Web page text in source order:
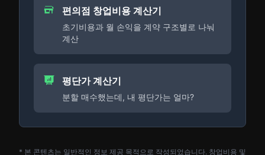
편의점 창업비용 계산기
초기비용과 월 손익을 계약 구조별로 나눠
계산
평단가 계산기
분할 매수했는데, 내 평단가는 얼마?
* 본 콘텐츠는 일반적인 정보 제공 목적으로 작성되었습니다. 창업비용 및